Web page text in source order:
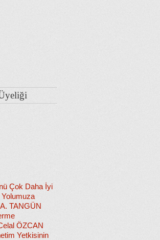
Çok Daha İyi
Yolumuza
TANGÜN
ÖZCAN
Yetkisinin